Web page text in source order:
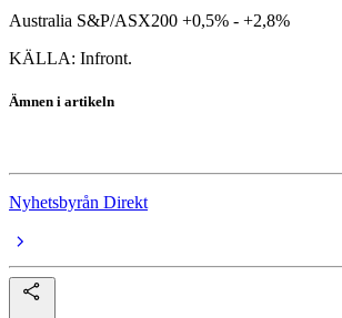
Australia S&P/ASX200 +0,5% - +2,8%
KÄLLA: Infront.
Ämnen i artikeln
Nyhetsbyrån Direkt